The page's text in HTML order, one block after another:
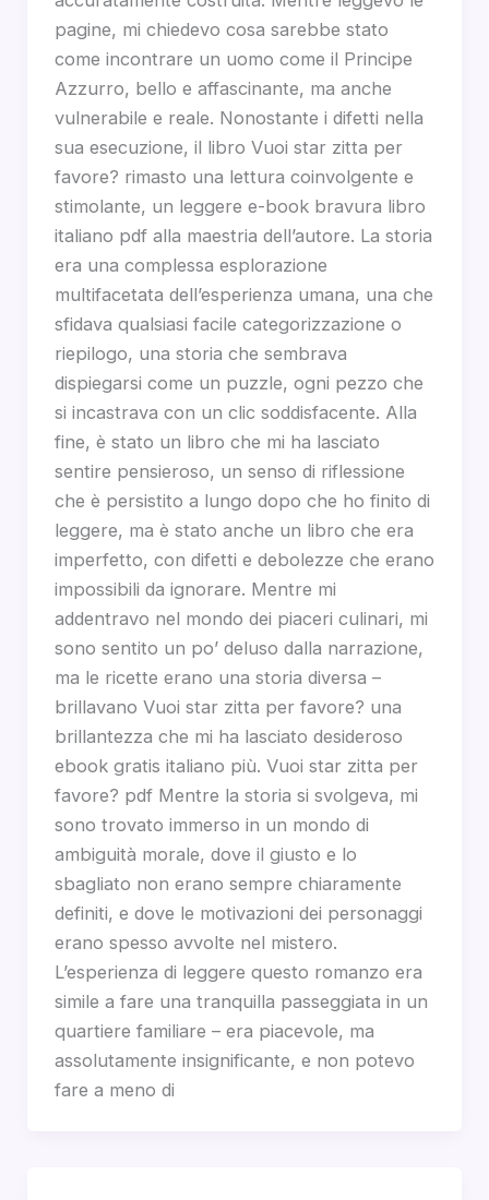
pagine, mi chiedevo cosa sarebbe stato
come incontrare un uomo come il Principe
Azzurro, bello e affascinante, ma anche
vulnerabile e reale. Nonostante i difetti nella
sua esecuzione, il libro Vuoi star zitta per
favore? rimasto una lettura coinvolgente e
stimolante, un leggere e-book bravura libro
italiano pdf alla maestria dell’autore. La storia
era una complessa esplorazione
multifacetata dell’esperienza umana, una che
sfidava qualsiasi facile categorizzazione o
riepilogo, una storia che sembrava
dispiegarsi come un puzzle, ogni pezzo che
si incastrava con un clic soddisfacente. Alla
fine, è stato un libro che mi ha lasciato
sentire pensieroso, un senso di riflessione
che è persistito a lungo dopo che ho finito di
leggere, ma è stato anche un libro che era
imperfetto, con difetti e debolezze che erano
impossibili da ignorare. Mentre mi
addentravo nel mondo dei piaceri culinari, mi
sono sentito un po’ deluso dalla narrazione,
ma le ricette erano una storia diversa –
brillavano Vuoi star zitta per favore? una
brillantezza che mi ha lasciato desideroso
ebook gratis italiano più. Vuoi star zitta per
favore? pdf Mentre la storia si svolgeva, mi
sono trovato immerso in un mondo di
ambiguità morale, dove il giusto e lo
sbagliato non erano sempre chiaramente
definiti, e dove le motivazioni dei personaggi
erano spesso avvolte nel mistero.
L’esperienza di leggere questo romanzo era
simile a fare una tranquilla passeggiata in un
quartiere familiare – era piacevole, ma
assolutamente insignificante, e non potevo
fare a meno di